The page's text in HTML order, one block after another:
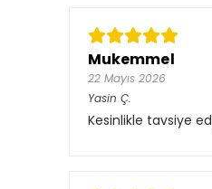
Mukemmel
22 Mayıs 2026
Yasin Ç.
Kesinlikle tavsiye